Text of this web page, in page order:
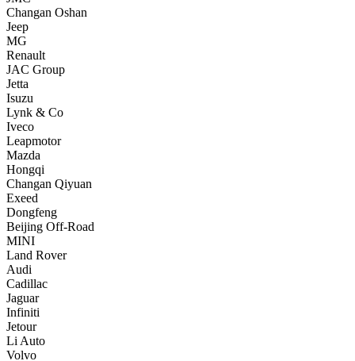
Changan Oshan
Jeep
MG
Renault
JAC Group
Jetta
Isuzu
Lynk & Co
Iveco
Leapmotor
Mazda
Hongqi
Changan Qiyuan
Exeed
Dongfeng
Beijing Off-Road
MINI
Land Rover
Audi
Cadillac
Jaguar
Infiniti
Jetour
Li Auto
Volvo